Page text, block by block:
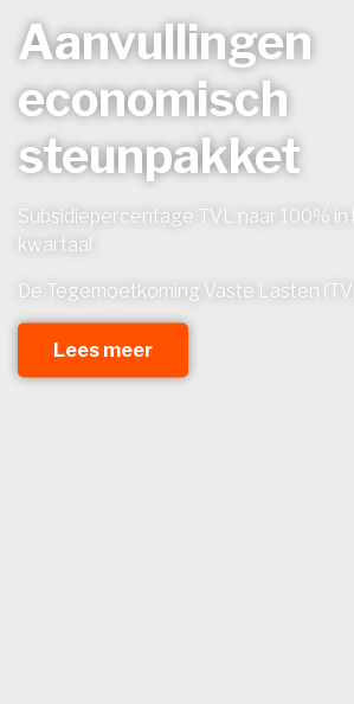
Aanvullingen
economisch
steunpakket
Subsidiepercentage TVL naar 100%
kwartaal
De Tegemoetkoming Vaste Lasten
Lees meer